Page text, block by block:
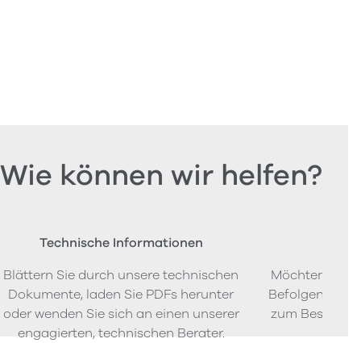
Wie können wir helfen?
Technische Informationen
Blättern Sie durch unsere technischen
Dokumente, laden Sie PDFs herunter
oder wenden Sie sich an einen unserer
engagierten, technischen Berater.
Möchten Sie
Befolgen Sie
zum